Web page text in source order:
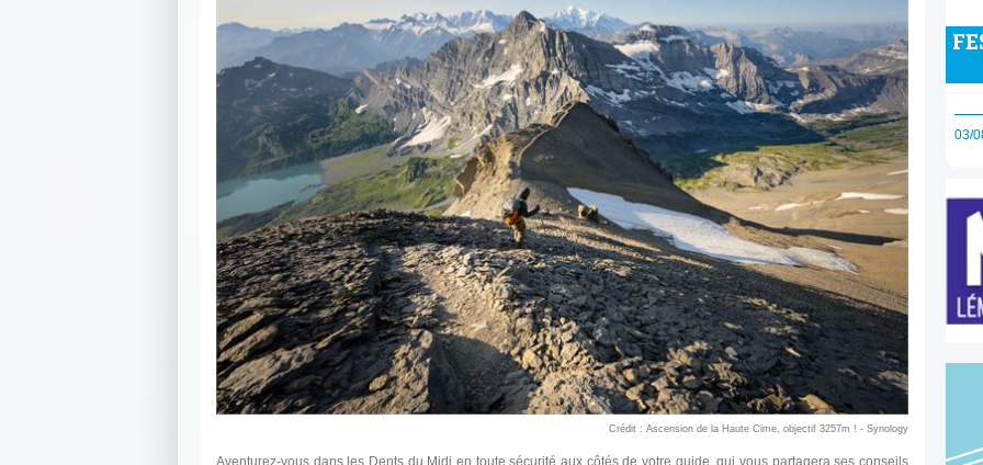
Crédit : Ascension de la Haute Cime, objectif 3257m ! - Synology
Aventurez-vous dans les Dents du Midi en toute sécurité aux côtés de votre guide, qui vous partagera ses conseils
03/